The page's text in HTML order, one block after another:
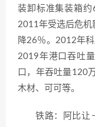
装卸标准集装箱约
2011年受选后危机
降26％。2012年
2019年港口吞吐
口，年吞吐量120
木材、可可等。
铁路：阿比让